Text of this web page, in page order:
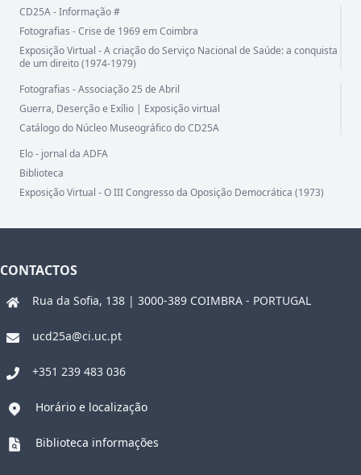
CD25A - Informação #
Fotografias - Crise de 1969 em Coimbra
Exposição Virtual - A criação do Serviço Nacional de Saúde: a conquista
de um direito (1974-1979)
Fotografias - Associação 25 de Abril
Guerra, Deserção e Exílio | Exposição virtual
Catálogo do Núcleo Museográfico do CD25A
Elo - jornal da ADFA
Biblioteca
Exposição Virtual - O III Congresso da Oposição Democrática (1973)
CONTACTOS
Rua da Sofia, 138 | 3000-389 COIMBRA - PORTUGAL
ucd25a@ci.uc.pt
+351 239 483 036
Horário e localização
Biblioteca informações